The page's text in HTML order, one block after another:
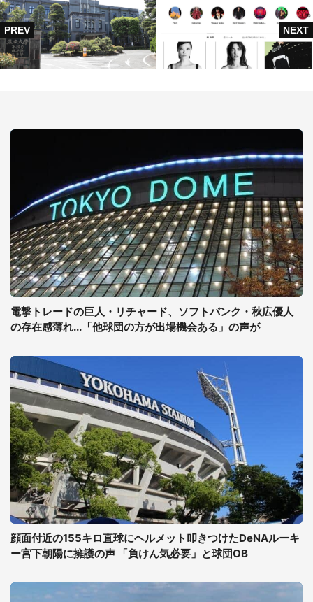
電撃トレードの巨人・リチャード、ソフトバンク・秋広優人
の存在感薄れ...「他球団の方が出場機会ある」の声が
顔面付近の155キロ直球にヘルメット叩きつけたDeNAルーキ
ー宮下朝陽に擁護の声 「負けん気必要」と球団OB